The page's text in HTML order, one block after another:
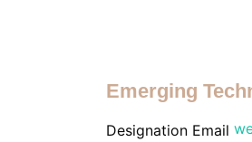
Emerging
Designation Email